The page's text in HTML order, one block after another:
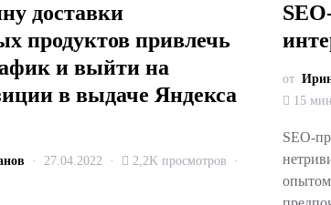
доставки
продуктов привлечь
и выйти на
в выдаче Яндекса
27.04.2022
2,2K просмотров
от
15
SEO-